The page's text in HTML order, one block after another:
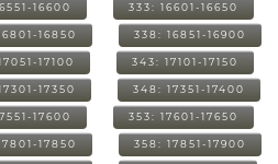
16600 333: 16601-16650
16850 338: 16851-16900
17100 343: 17101-17150
17350 348: 17351-17400
17600 353: 17601-17650
17850 358: 17851-17900